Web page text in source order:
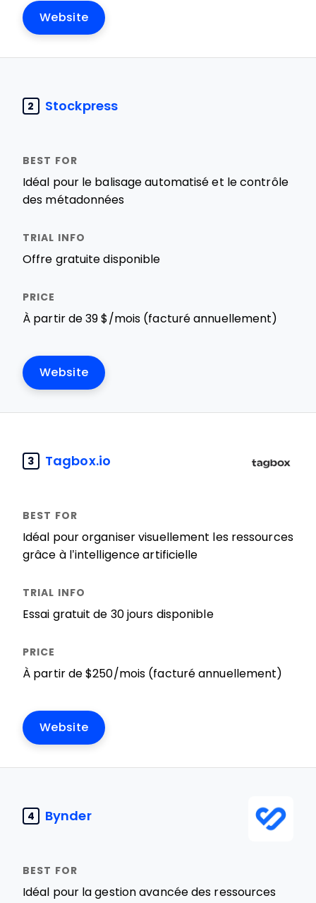
Website
2 Stockpress
Idéal pour le balisage automatisé et le contrôle
des métadonnées
Offre gratuite disponible
À partir de 39 $/mois (facturé annuellement)
Website
3 Tagbox.io
Idéal pour organiser visuellement les ressources
grâce à l’intelligence artificielle
Essai gratuit de 30 jours disponible
À partir de $250/mois (facturé annuellement)
Website
4 Bynder
Idéal pour la gestion avancée des ressources